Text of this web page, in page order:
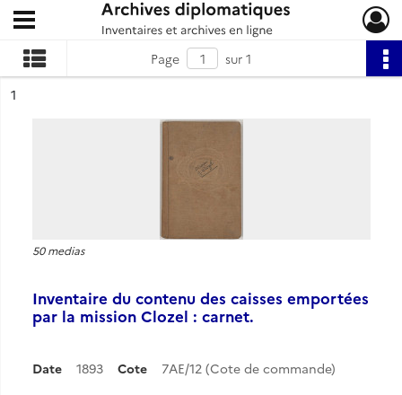
Archives diplomatiques
Ouvrir le menu déroulant
Page
sur 1
n°
1
50 medias
Inventaire du contenu des caisses emportées
par la mission Clozel : carnet.
Date 1893 Cote 7AE/12 (Cote de commande)